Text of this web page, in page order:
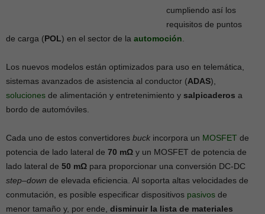
cumpliendo así los
requisitos de puntos
de carga (POL) en el sector de la automoción
Los nuevos modelos están optimizados para uso en telemática,
sistemas avanzados de asistencia al conductor (ADAS),
soluciones de alimentación y entretenimiento y salpicaderos a
bordo de automóviles.
Cada uno de estos convertidores buck incorpora un MOSFET de
potencia de lado lateral de 70 mΩ y un MOSFET de potencia de
lado lateral de 50 mΩ para proporcionar una conversión DC-DC
step–down de elevada eficiencia. Al soporta altas velocidades de
conmutación, es posible especificar dispositivos pasivos de
menor tamaño y, por ende, disminuir la lista de materiales